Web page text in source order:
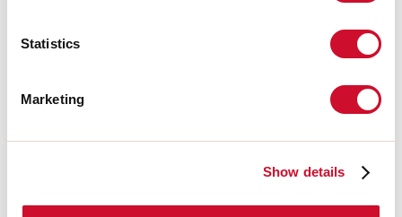
Statistics
Marketing
Show details
APARTAMENTO SAVONA